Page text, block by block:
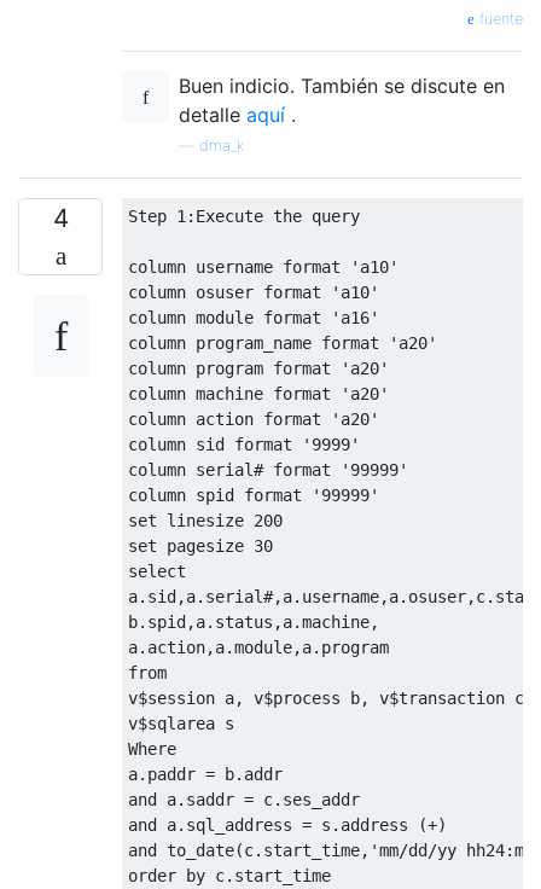
fuente
Buen indicio. También se discute en
detalle aquí .
dma_k
4 Step 1 : Execute the query
column username format
'a10'
column osuser format
'a10'
column module format
'a16'
column program_name format
'a20'
column program format
'a20'
column machine format
'a20'
column action format
'a20'
column sid format
'9999'
column serial# format
'99999'
column spid format
'99999'
set linesize 200
set pagesize 30
select
a. sid,a. serial#,a. username,a. osuser,c.
b. spid,a. status ,a.machine,
a. action,a.module,a.
from
v$session a, v$process b, v$transaction c
v$
Where
a. paddr = b.
and a. saddr = c.
and a. sql_address = s . address
(+)
and to_date(c. start_time, 'mm/dd/yy
order by c.